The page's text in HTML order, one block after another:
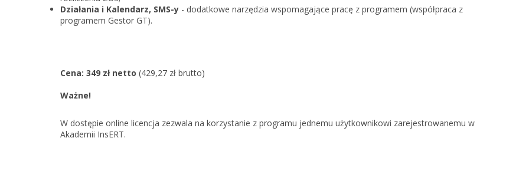
Działania i Kalendarz, SMS-y - dodatkowe narzędzia wspomagające pracę z programem (współpraca z
programem Gestor GT).
Cena: 349 zł netto (429,27 zł brutto)
Ważne!
W dostępie online licencja zezwala na korzystanie z programu jednemu użytkownikowi zarejestrowanemu w
Akademii InsERT.